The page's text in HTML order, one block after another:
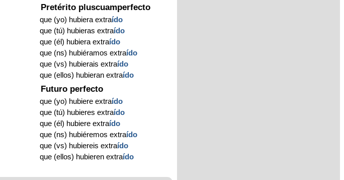
Pretérito pluscuamperfecto
que (yo) hubiera extraído
que (tú) hubieras extraído
que (él) hubiera extraído
que (ns) hubiéramos extraído
que (vs) hubierais extraído
que (ellos) hubieran extraído
Futuro perfecto
que (yo) hubiere extraído
que (tú) hubieres extraído
que (él) hubiere extraído
que (ns) hubiéremos extraído
que (vs) hubiereis extraído
que (ellos) hubieren extraído